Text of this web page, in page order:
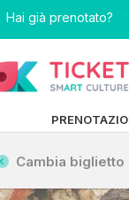
Hai già prenotato?
Cambia biglietto